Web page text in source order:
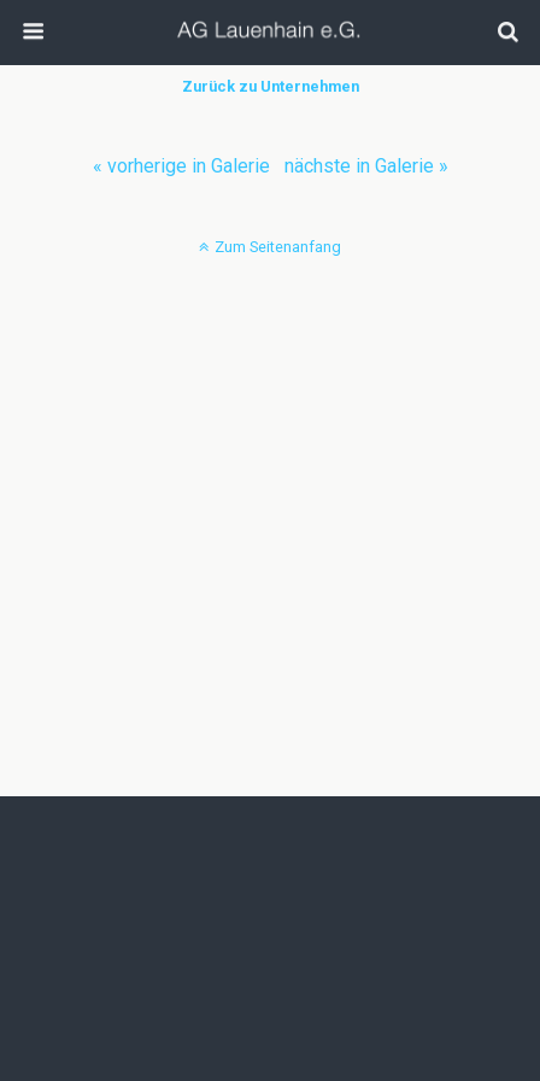
Zurück zu Unternehmen
« vorherige in Galerie nächste in Galerie »
Zum Seitenanfang